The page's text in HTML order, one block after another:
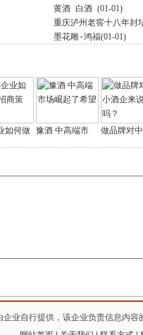
黄酒 白酒 (01-01)
重庆泸州老窖十八年封
墨花雕-鸿福(01-01)
如何做 豫酒 中高端市 做品牌对
企业自行提供，该企业负责信息内